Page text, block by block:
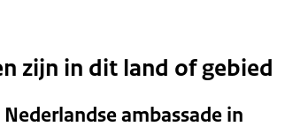
zijn in dit land of gebied
ambassade in